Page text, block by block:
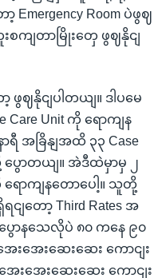
Emergency Room ပဲဖွဈ
ကျတာမြိုးတှေ ဖွဈနိုငျ
ဖွဈနိုငျပါတယျ။ ဒါပမေ
Unit ကို ရောကျန
ာရီ အခြိနျအထိ ၃၃ Case
ပွောတယျ။ အဲဒီထဲမှာမှ ၂
ောကျနတောပေါ့။ သူတို့
ျတော့ Third Rates အ
ောနသေလိုပဲ ၈၀ ကနေ ၉၀
းအေးဆေးဆေး ကောငျး
းအေးဆေးဆေး ကောငျး